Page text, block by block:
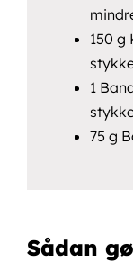
150 g
1
75 g
Sådan